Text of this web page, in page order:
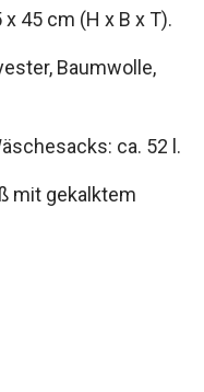
45 cm (H x B x T).
Baumwolle,
ca. 52 l.
mit gekalktem